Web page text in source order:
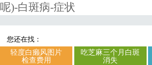
呢)-白斑病-症状
您还在找：
轻度白癞风图片
检查费用
吃芝麻三个月白斑
消失